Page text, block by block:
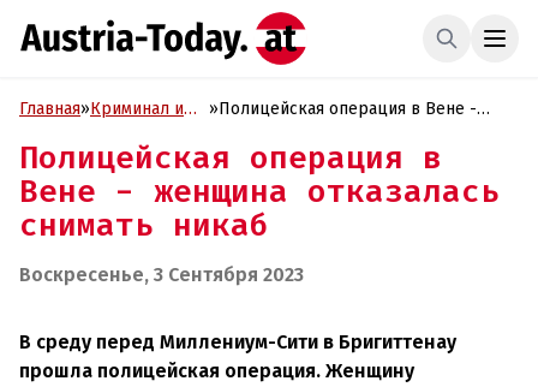
Главная»Криминал и
»Полицейская операция в Вене -
Полицейская операция в
Вене - женщина отказалась
снимать никаб
Воскресенье, 3 Сентября 2023
В среду перед Миллениум-Сити в Бригиттенау
прошла полицейская операция. Женщину